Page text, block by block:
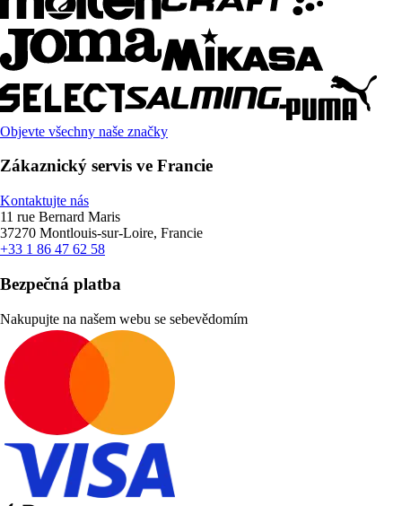
Objevte všechny naše značky
Zákaznický servis ve Francie
Kontaktujte nás
11 rue Bernard Maris
37270 Montlouis-sur-Loire, Francie
+33 1 86 47 62 58
Bezpečná platba
Nakupujte na našem webu se sebevědomím